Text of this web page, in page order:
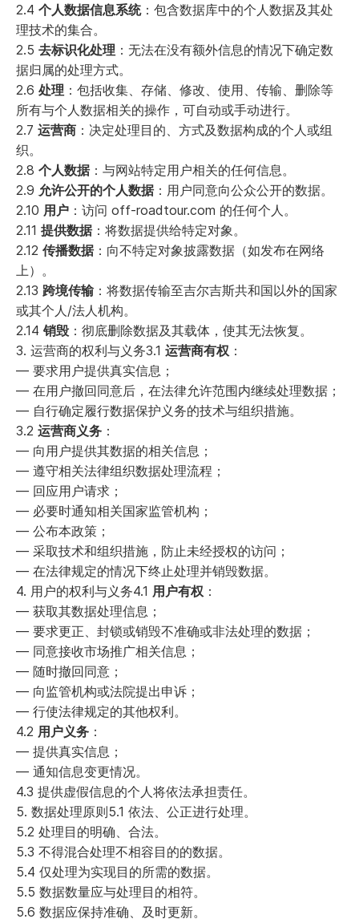
2.4 个人数据信息系统：包含数据库中的个人数据及其处
理技术的集合。
2.5 去标识化处理 ：无法在没有额外信息的情况下确定数
据归属的处理方式。
2.6 处理 ：包括收集、存储、修改、使用、传输、删除等
所有与个人数据相关的操作，可自动或手动进行。
2.7 运营商 ：决定处理目的、方式及数据构成的个人或组
织。
2.8 个人数据：与网站特定用户相关的任何信息。
2.9 允许公开的个人数据：用户同意向公众公开的数据。
2.10 用户 ：访问 off-roadtour.com 的任何个人。
2.11 提供数据：将数据提供给特定对象。
2.12 传播数据：向不特定对象披露数据（如发布在网络
上）。
2.13 跨境传输：将数据传输至吉尔吉斯共和国以外的国家
或其个人/法人机构。
2.14 销毁 ：彻底删除数据及其载体，使其无法恢复。
3. 运营商的权利与义务3.1 运营商有权 ：
— 要求用户提供真实信息；
— 在用户撤回同意后，在法律允许范围内继续处理数据；
— 自行确定履行数据保护义务的技术与组织措施。
3.2 运营商义务 ：
— 向用户提供其数据的相关信息；
— 遵守相关法律组织数据处理流程；
— 回应用户请求；
— 必要时通知相关国家监管机构；
— 公布本政策；
— 采取技术和组织措施，防止未经授权的访问；
— 在法律规定的情况下终止处理并销毁数据。
4. 用户的权利与义务4.1 用户有权 ：
— 获取其数据处理信息；
— 要求更正、封锁或销毁不准确或非法处理的数据；
— 同意接收市场推广相关信息；
— 随时撤回同意；
— 向监管机构或法院提出申诉；
— 行使法律规定的其他权利。
4.2 用户义务 ：
— 提供真实信息；
— 通知信息变更情况。
4.3 提供虚假信息的个人将依法承担责任。
5. 数据处理原则5.1 依法、公正进行处理。
5.2 处理目的明确、合法。
5.3 不得混合处理不相容目的的数据。
5.4 仅处理为实现目的所需的数据。
5.5 数据数量应与处理目的相符。
5.6 数据应保持准确、及时更新。